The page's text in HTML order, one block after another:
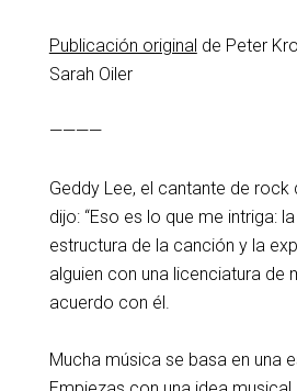
Publicación original de Peter
Sarah Oiler
————
Geddy Lee, el cantante de rock
dijo: “Eso es lo que me intriga:
estructura de la canción y la
alguien con una licenciatura de
acuerdo con él.
Mucha música se basa en una